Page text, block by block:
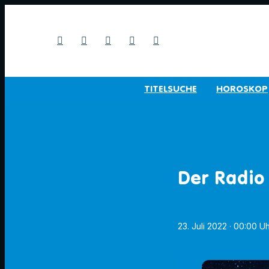
TITELSUCHE HOROSKOP
Der
23. Juli 2022 · 00:00